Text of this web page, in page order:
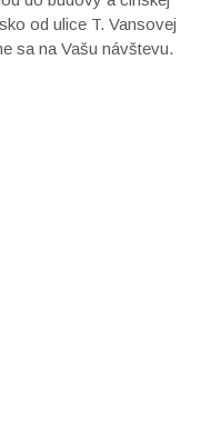
od ulice T. Vansovej
sa na Vašu návštevu.